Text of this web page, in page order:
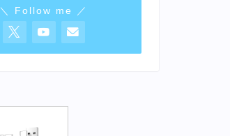
＼ Follow me ／